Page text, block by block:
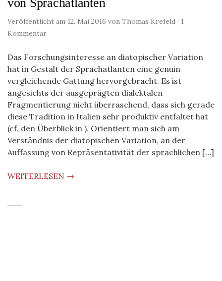
Veröffentlicht am 12. Mai 2016 von Thomas Krefeld · 1
Kommentar
Das Forschungsinteresse an diatopischer Variation
hat in Gestalt der Sprachatlanten eine genuin
vergleichende Gattung hervorgebracht. Es ist
angesichts der ausgeprägten dialektalen
Fragmentierung nicht überraschend, dass sich gerade
diese Tradition in Italien sehr produktiv entfaltet hat
(cf. den Überblick in ). Orientiert man sich am
Verständnis der diatopischen Variation, an der
Auffassung von Repräsentativität der sprachlichen […]
WEITERLESEN →